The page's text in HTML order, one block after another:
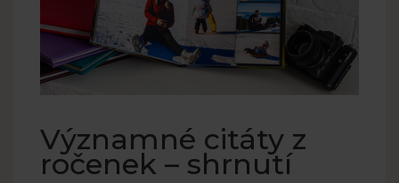
Významné citáty z
ročenek – shrnutí